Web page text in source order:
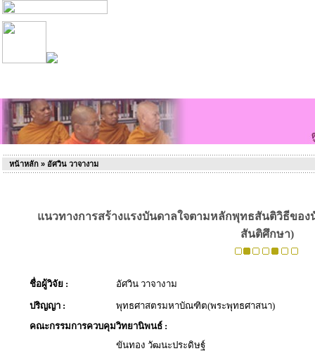
หน้าหลัก » อัศวิน วาจางาม
แนวทางการสร้างแรงบันดาลใจตามหลักพุทธสันติวิธีขอ
สันติศึกษา)
ชื่อผู้วิจัย : อัศวิน วาจางาม
ปริญญา :
พุทธศาสตรมหาบัณฑิต(พระพุทธศาสนา)
คณะกรรมการควบคุมวิทยานิพนธ์ :
ขันทอง วัฒนะประดิษฐ์